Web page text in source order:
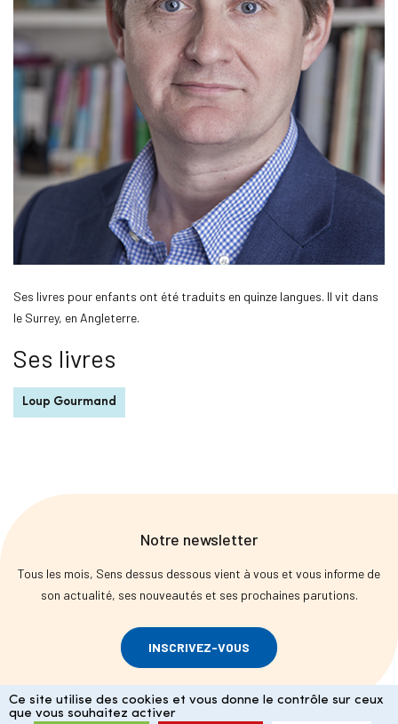
Ses livres pour enfants ont été traduits en quinze langues. Il vit dans
le Surrey, en Angleterre.
Ses livres
Loup Gourmand
Notre newsletter
Tous les mois, Sens dessus dessous vient à vous et vous informe de
son actualité, ses nouveautés et ses prochaines parutions.
INSCRIVEZ-VOUS
Ce site utilise des cookies et vous donne le contrôle sur ceux
que vous souhaitez activer